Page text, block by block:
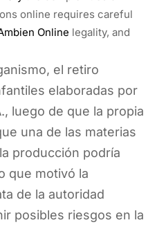
online requires careful
Online legality, and
el retiro
elaboradas por
luego de que la propia
una de las materias
producción podría
que motivó la
de la autoridad
posibles riesgos en la